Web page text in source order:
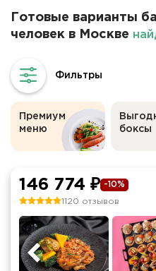
Готовые варианты
человек в Москве
Премиум
меню
боксы
146 774 ₽ -10%
1120 отзывов